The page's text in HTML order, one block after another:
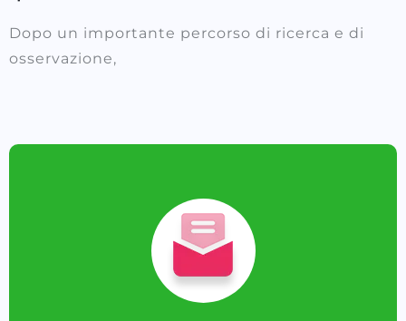
Dopo un importante percorso di ricerca e di
osservazione,